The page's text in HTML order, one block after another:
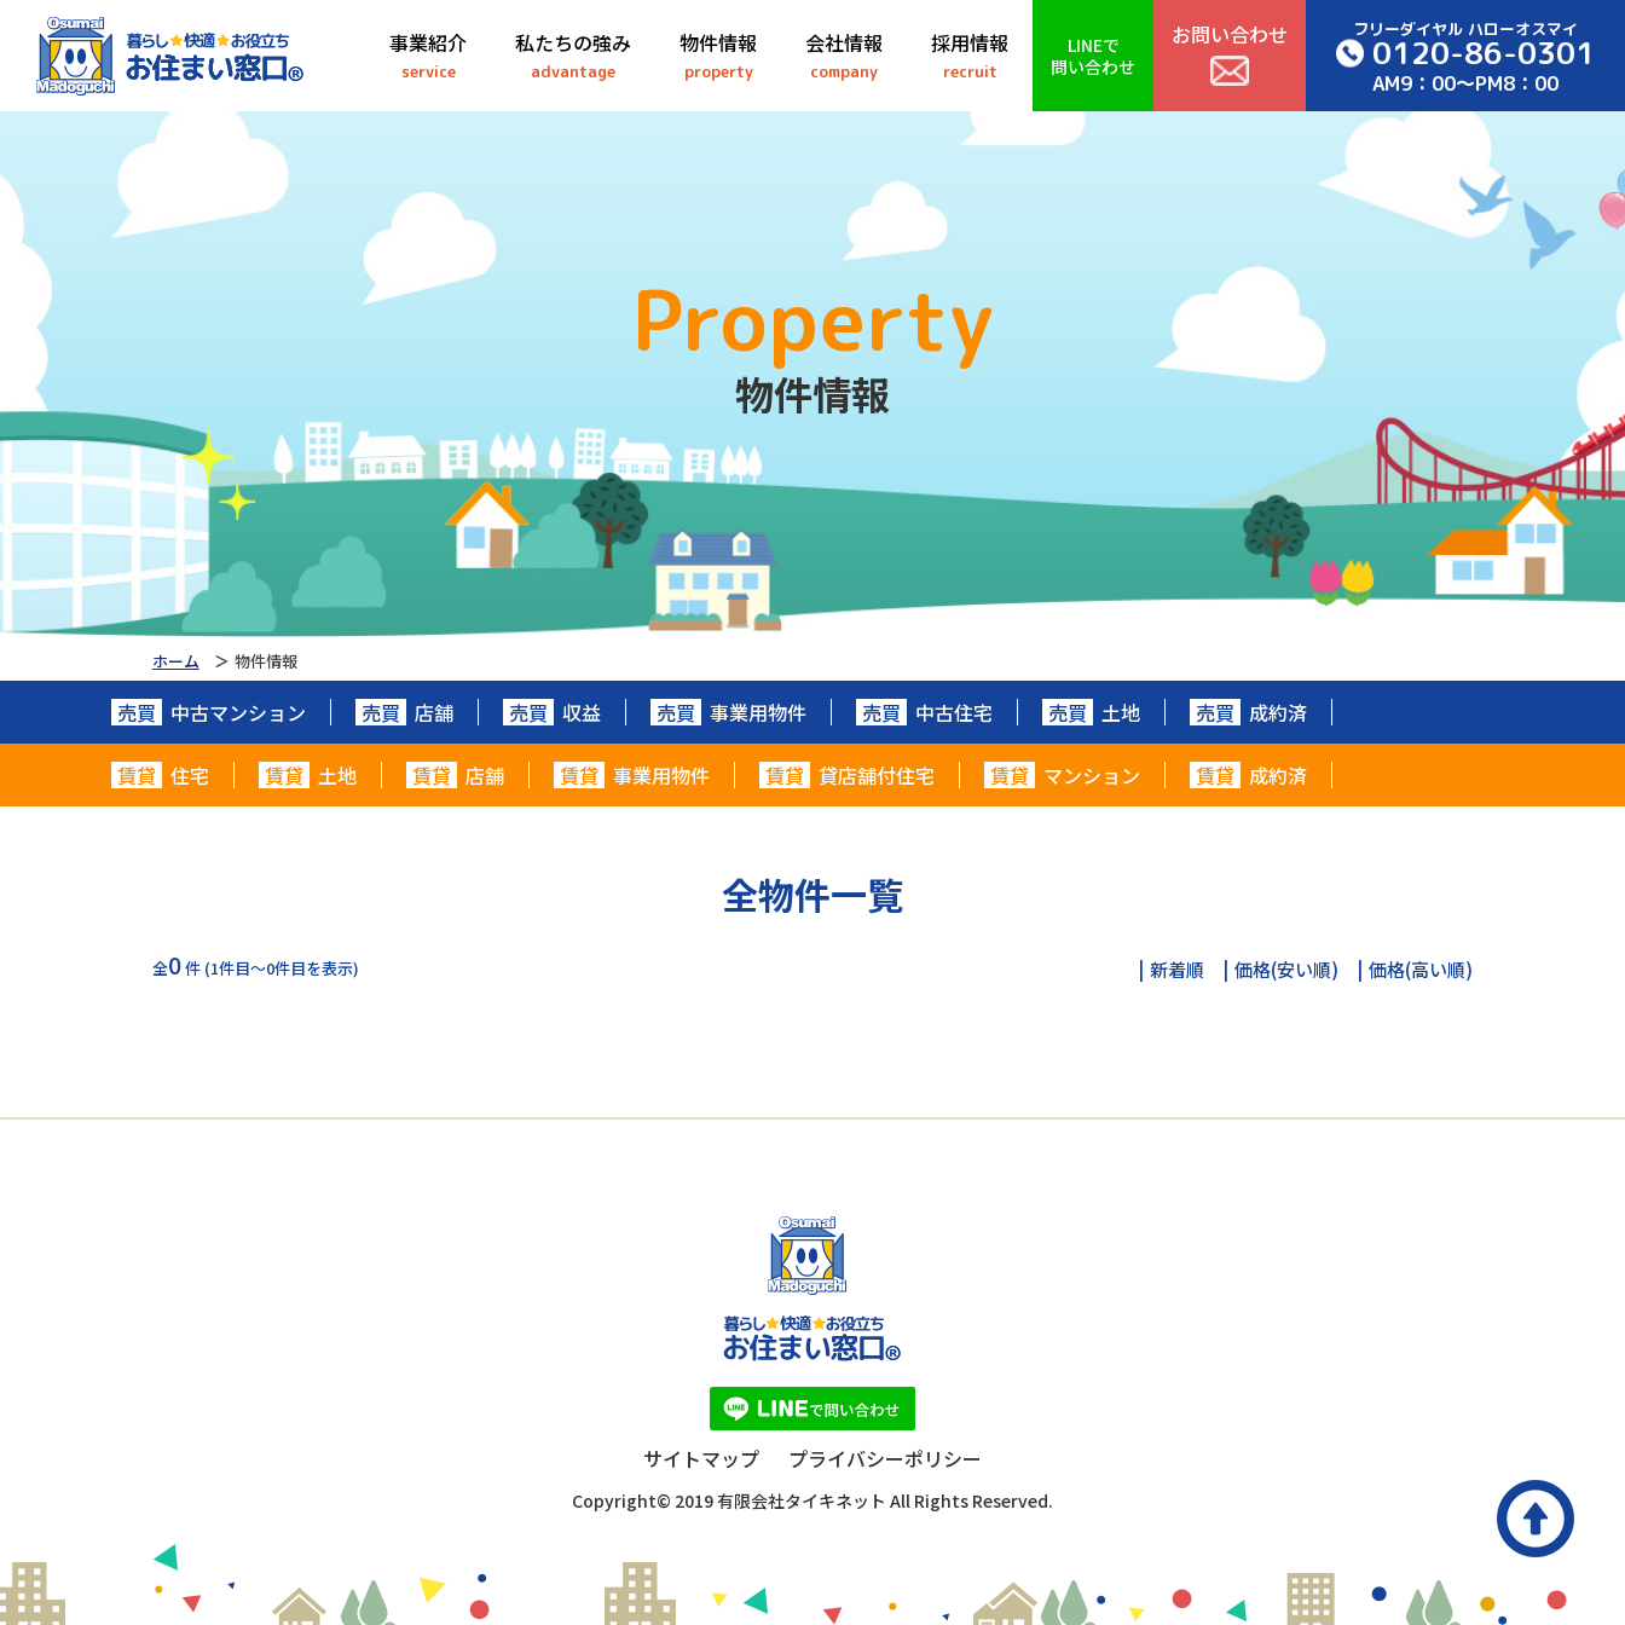
事業紹介
service
私たちの強み
advantage
物件情報
property
会社情報
company
採用情報
recruit
LINEで
問い合わせ
お問い合わせ フリーダイヤル ハローオスマイ
0120-86-0301
AM9：00～PM8：00
Property
物件情報
ホーム 物件情報
売買 中古マンション 売買 店舗 売買 収益 売買 事業用物件 売買 中古住宅 売買 土地 売買 成約済
賃貸 住宅 賃貸 土地 賃貸 店舗 賃貸 事業用物件 賃貸 貸店舗付住宅 賃貸 マンション 賃貸 成約済
全物件一覧
全0件 (1件目～0件目を表示) 新着順 価格(安い順) 価格(高い順)
サイトマップ プライバシーポリシー
Copyright© 2019 有限会社タイキネット All Rights Reserved.